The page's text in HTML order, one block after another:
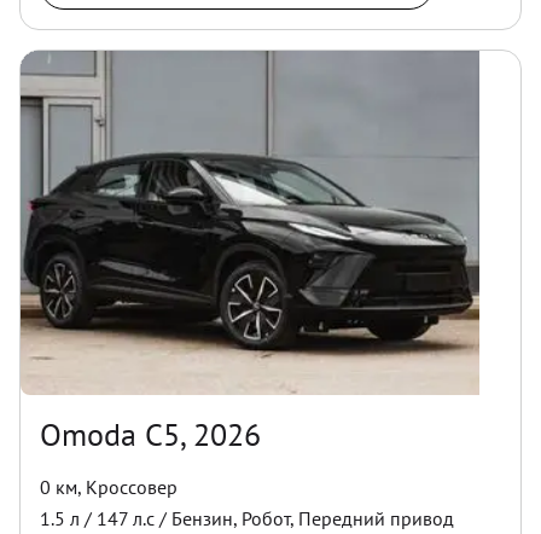
Omoda C5, 2026
0 км, Кроссовер
1.5 л / 147 л.с / Бензин, Робот, Передний привод